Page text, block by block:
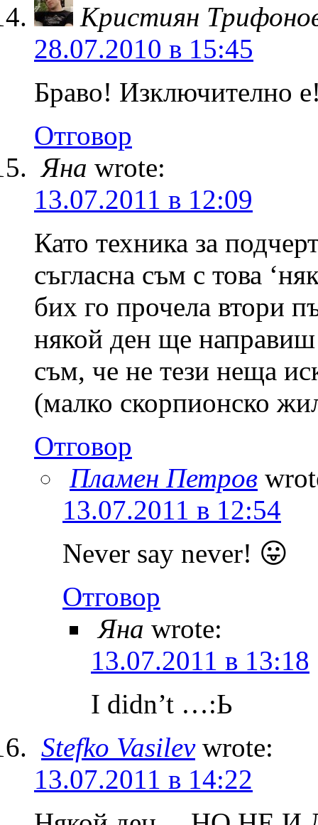
Кристиян
28.07.2010 в 15:45
Браво! Изключително
Отговор
Яна wrote:
13.07.2011 в 12:09
Като техника за
съгласна съм с това
бих го прочела втори
някой ден ще
съм, че не тези неща
(малко скорпионско
Отговор
Пламен Петров
13.07.2011 в 12:54
Never say never! 😛
Отговор
Яна wrote:
13.07.2011 в 13:18
I didn’t …:Ь
Stefko Vasilev wrote:
13.07.2011 в 14:22